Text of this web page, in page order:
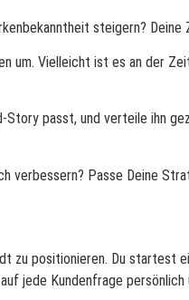
steigern?
um. Vielleicht ist es an der
passt, und verteile ihn
verbessern? Passe Deine
positionieren. Du startest
jede Kundenfrage